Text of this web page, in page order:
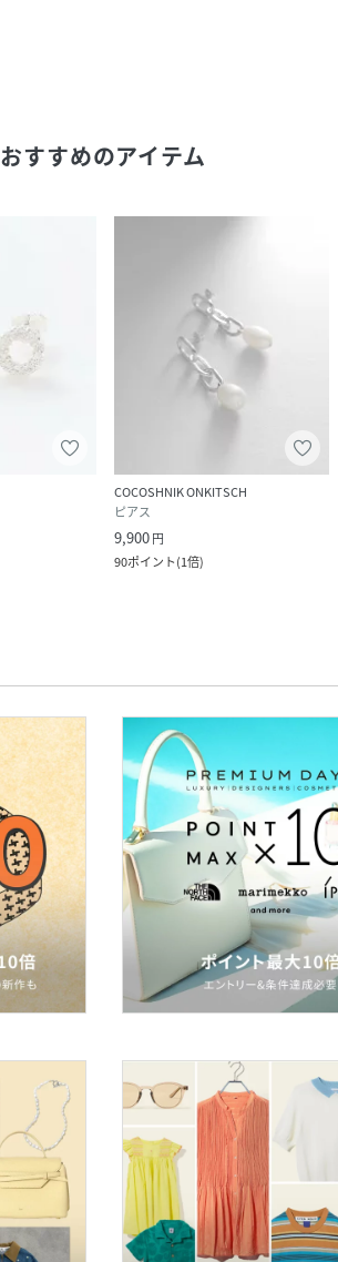
おすすめのアイテム
COCOSHNIK ONKITSCH
ピアス
9,900円
90ポイント(1倍)